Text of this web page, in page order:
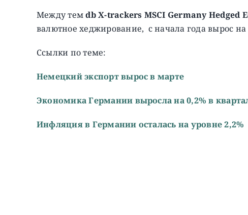
Между темdb X-trackers MSCI Germany Hedged
валютное хеджирование, с начала года вырос на
Ссылки по теме:
Немецкий экспорт вырос в марте
Экономика Германии выросла на 0,2% в
Инфляция в Германии осталась на уровне 2,2%